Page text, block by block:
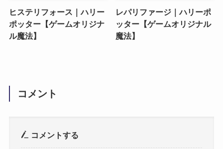
ヒステリフォース｜ハリー
ポッター【ゲームオリジナ
ル魔法】
レパリファージ｜ハリーポ
ッター【ゲームオリジナル
魔法】
コメント
コメントする